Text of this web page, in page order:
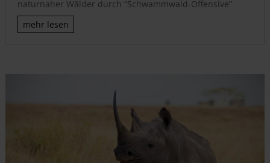
naturnaher Wälder durch “Schwammwald-Offensive”
mehr lesen